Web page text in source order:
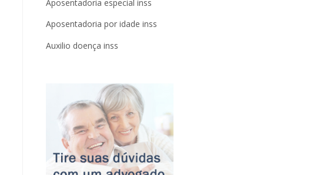
Aposentadoria especial inss
Aposentadoria por idade inss
Auxilio doença inss